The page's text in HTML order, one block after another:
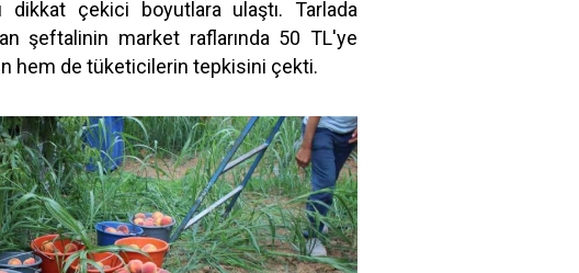
dikkat çekici boyutlara ulaştı. Tarlada
şeftalinin market raflarında 50 TL'ye
hem de tüketicilerin tepkisini çekti.